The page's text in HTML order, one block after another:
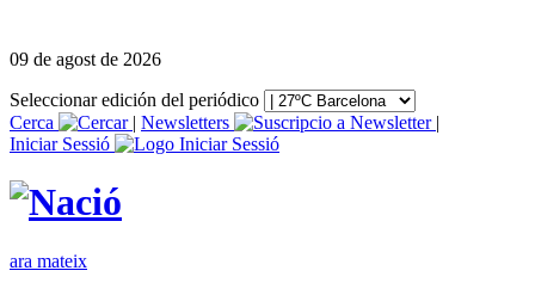
09 de agost de 2026
Seleccionar edición del periódico
Cerca
| Newsletters
|
Iniciar Sessió
ara mateix